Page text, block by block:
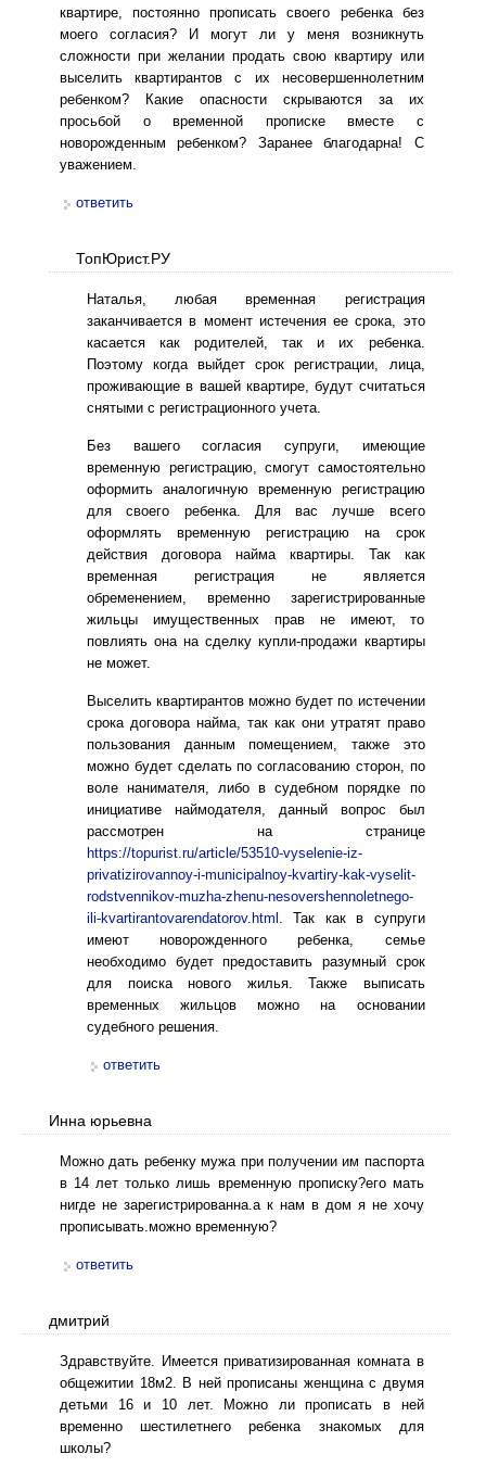
квартире, постоянно прописать своего ребенка без
моего согласия? И могут ли у меня возникнуть
сложности при желании продать свою квартиру или
выселить квартирантов с их несовершеннолетним
ребенком? Какие опасности скрываются за их
просьбой о временной прописке вместе с
новорожденным ребенком? Заранее благодарна! С
уважением.
ответить
ТопЮрист.РУ
Наталья, любая временная регистрация
заканчивается в момент истечения ее срока, это
касается как родителей, так и их ребенка.
Поэтому когда выйдет срок регистрации, лица,
проживающие в вашей квартире, будут считаться
снятыми с регистрационного учета.
Без вашего согласия супруги, имеющие
временную регистрацию, смогут самостоятельно
оформить аналогичную временную регистрацию
для своего ребенка. Для вас лучше всего
оформлять временную регистрацию на срок
действия договора найма квартиры. Так как
временная регистрация не является
обременением, временно зарегистрированные
жильцы имущественных прав не имеют, то
повлиять она на сделку купли-продажи квартиры
не может.
Выселить квартирантов можно будет по истечении
срока договора найма, так как они утратят право
пользования данным помещением, также это
можно будет сделать по согласованию сторон, по
воле нанимателя, либо в судебном порядке по
инициативе наймодателя, данный вопрос был
рассмотрен на странице
https://topurist.ru/article/53510-vyselenie-iz-
privatizirovannoy-i-municipalnoy-kvartiry-kak-vyselit-
rodstvennikov-muzha-zhenu-nesovershennoletnego-
ili-kvartirantovarendatorov.html .Так как в супруги
имеют новорожденного ребенка, семье
необходимо будет предоставить разумный срок
для поиска нового жилья. Также выписать
временных жильцов можно на основании
судебного решения.
ответить
Инна юрьевна
Можно дать ребенку мужа при получении им паспорта
в 14 лет только лишь временную прописку?его мать
нигде не зарегистрированна.а к нам в дом я не хочу
прописывать.можно временную?
ответить
дмитрий
Здравствуйте. Имеется приватизированная комната в
общежитии 18м2. В ней прописаны женщина с двумя
детьми 16 и 10 лет. Можно ли прописать в ней
временно шестилетнего ребенка знакомых для
школы?